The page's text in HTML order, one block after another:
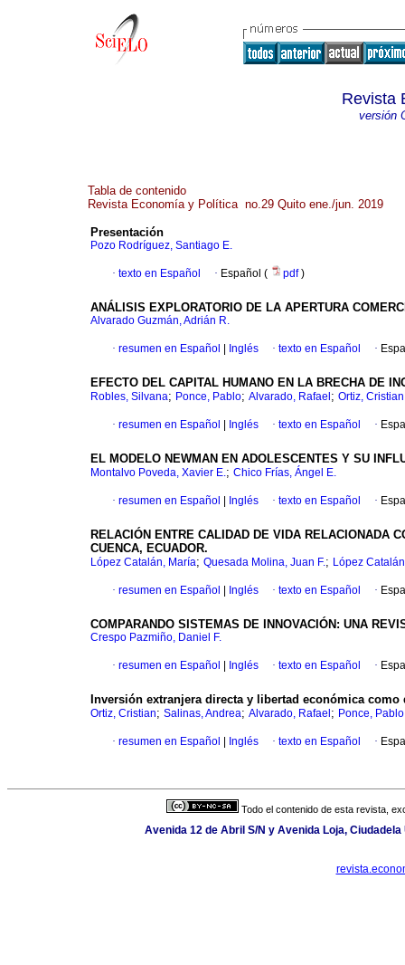
Revista
versión
Tabla de contenido
Revista Economía y Política no.29 Quito ene./jun. 2019
Presentación
Pozo Rodríguez, Santiago E.
· texto en Español · Español ( pdf)
ANÁLISIS EXPLORATORIO DE LA APERTURA
Alvarado Guzmán, Adrián R.
· resumen en Español Inglés · texto en Español ·
EFECTO DEL CAPITAL HUMANO EN LA BRECHA DE
Robles, Silvana; Ponce, Pablo; Alvarado, Rafael ; Ortiz, Cristian
· resumen en Español Inglés · texto en Español ·
EL MODELO NEWMAN EN ADOLESCENTES Y SU
Montalvo Poveda, Xavier E.; Chico Frías, Ángel E.
· resumen en Español Inglés · texto en Español ·
RELACIÓN ENTRE CALIDAD DE VIDA RELACIONADA
CUENCA, ECUADOR.
López Catalán, María; Quesada Molina, Juan F.; López
· resumen en Español Inglés · texto en Español ·
COMPARANDO SISTEMAS DE INNOVACIÓN: UNA
Crespo Pazmiño, Daniel F.
· resumen en Español Inglés · texto en Español ·
Inversión extranjera directa y libertad económica
Ortiz, Cristian; Salinas, Andrea; Alvarado, Rafael ; Ponce, Pablo
· resumen en Español Inglés · texto en Español ·
Todo el contenido de esta revista,
Avenida 12 de Abril S/N y Avenida Loja,